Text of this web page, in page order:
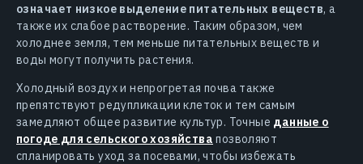
означает низкое выделение питательных веществ, а
также их слабое растворение. Таким образом, чем
холоднее земля, тем меньше питательных веществ и
воды могут получить растения.
Холодный воздух и непрогретая почва также
препятствуют редупликации клеток и тем самым
замедляют общее развитие культур. Точные данные о
погоде для сельского хозяйства позволяют
спланировать уход за посевами, чтобы избежать